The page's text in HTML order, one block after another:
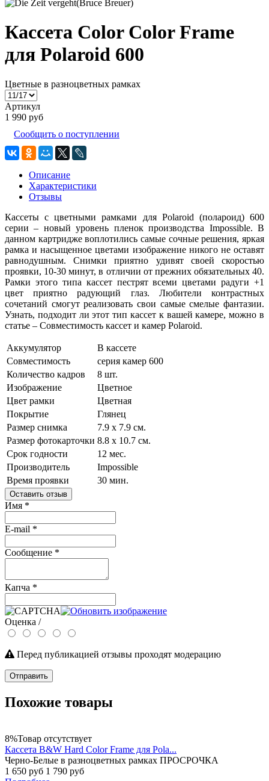
Кассета Color Color Frame
для Polaroid 600
Цветные в разноцветных рамках
Артикул
1 990 руб
Сообщить о поступлении
Описание
Характеристики
Отзывы
Кассеты с цветными рамками для Polaroid (полароид) 600
серии – новый уровень пленок производства Impossible. В
данном картридже воплотились самые сочные решения, яркая
рамка и насыщенное цветами изображение никого не оставят
равнодушным. Снимки приятно удивят своей скоростью
проявки, 10-30 минут, в отличии от прежних обязательных 40.
Рамки этого типа кассет пестрят всеми цветами радуги +1
цвет приятно радующий глаз. Любители контрастных
сочетаний смогут реализовать свои самые смелые фантазии.
Узнать, подходит ли этот тип кассет к вашей камере, можно в
статье – Совместимость кассет и камер Polaroid.
Аккумулятор
В кассете
Совместимость
серия камер 600
Количество кадров
8 шт.
Изображение
Цветное
Цвет рамки
Цветная
Покрытие
Глянец
Размер снимка
7.9 x 7.9 см.
Размер фотокарточки 8.8 x 10.7 см.
Срок годности
12 мес.
Производитель
Impossible
Время проявки
30 мин.
Оставить отзыв
Имя *
E-mail *
Сообщение *
Капча *
Оценка /
Перед публикацией отзывы проходят модерацию
Отправить
Похожие товары
8%Товар отсутствует
Кассета B&W Hard Color Frame для Pola...
Черно-Белые в разноцветных рамках ПРОСРОЧКА
1 650 руб 1 790 руб